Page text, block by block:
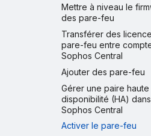
Mettre à niveau le
des pare-feu
Transférer des
pare-feu entre
Sophos Central
Ajouter des pare-feu
Gérer une paire haute
disponibilité (HA) dans
Sophos Central
Activer le pare-feu